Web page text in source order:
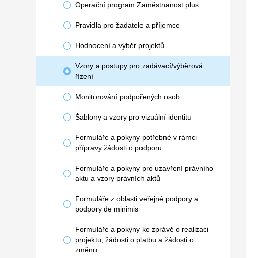
Operační program Zaměstnanost plus
Pravidla pro žadatele a příjemce
Hodnocení a výběr projektů
Vzory a postupy pro zadávací/výběrová
řízení
Monitorování podpořených osob
Šablony a vzory pro vizuální identitu
Formuláře a pokyny potřebné v rámci
přípravy žádosti o podporu
Formuláře a pokyny pro uzavření právního
aktu a vzory právních aktů
Formuláře z oblasti veřejné podpory a
podpory de minimis
Formuláře a pokyny ke zprávě o realizaci
projektu, žádosti o platbu a žádosti o
změnu